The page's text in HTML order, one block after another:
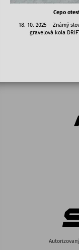
Cepo
18. 10. 2025 – Známý
gravelová kola